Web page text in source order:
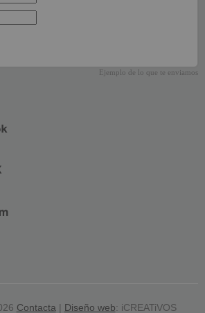
Ejemplo de lo que te enviamos
Contacta| Diseño web: iCREATiVOS